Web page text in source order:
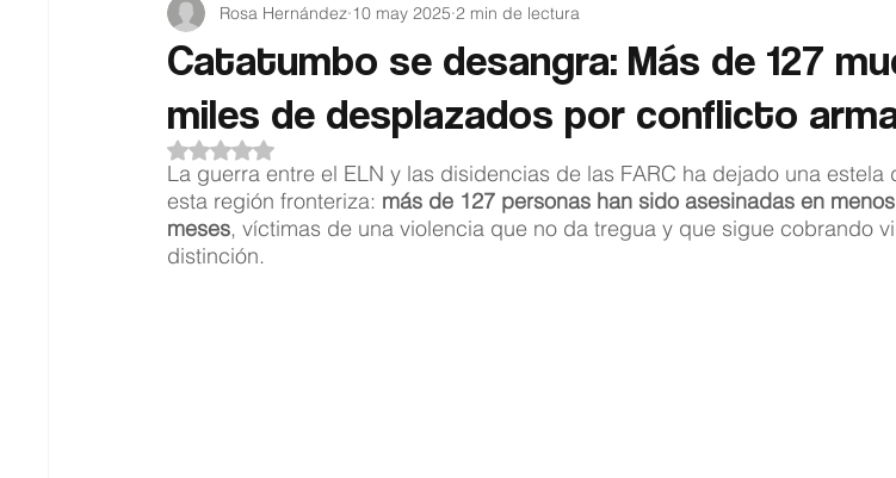
Entretenimiento Historias de impacto Deportes
Catatumbo TRANSMILENIO Salud Norte de Santander
Catatumbo se desangra: Más de 127
miles de desplazados por conflicto
Rosa Hernández 10 may 2025 2 min de lectura
Obtuvo NaN de 5 estrellas.
La guerra entre el ELN y las disidencias de las FARC ha dejado una estela
esta región fronteriza: más de 127 personas han sido asesinadas en
meses, víctimas de una violencia que no da tregua y que sigue cobrando
distinción.